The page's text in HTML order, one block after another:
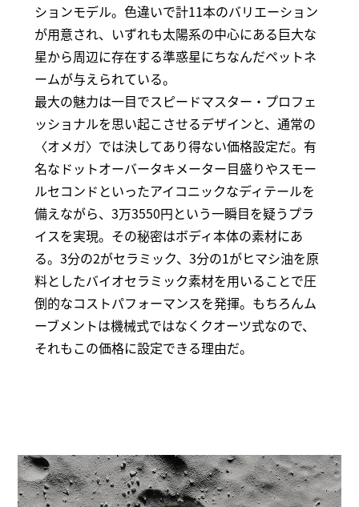
ションモデル。色違いで計11本のバリエーション
が用意され、いずれも太陽系の中心にある巨大な
星から周辺に存在する準惑星にちなんだペットネ
ームが与えられている。
最大の魅力は一目でスピードマスター・プロフェ
ッショナルを思い起こさせるデザインと、通常の
〈オメガ〉では決してあり得ない価格設定だ。有
名なドットオーバータキメーター目盛りやスモー
ルセコンドといったアイコニックなディテールを
備えながら、3万3550円という一瞬目を疑うプラ
イスを実現。その秘密はボディ本体の素材にあ
る。3分の2がセラミック、3分の1がヒマシ油を原
料としたバイオセラミック素材を用いることで圧
倒的なコストパフォーマンスを発揮。もちろんム
ーブメントは機械式ではなくクオーツ式なので、
それもこの価格に設定できる理由だ。